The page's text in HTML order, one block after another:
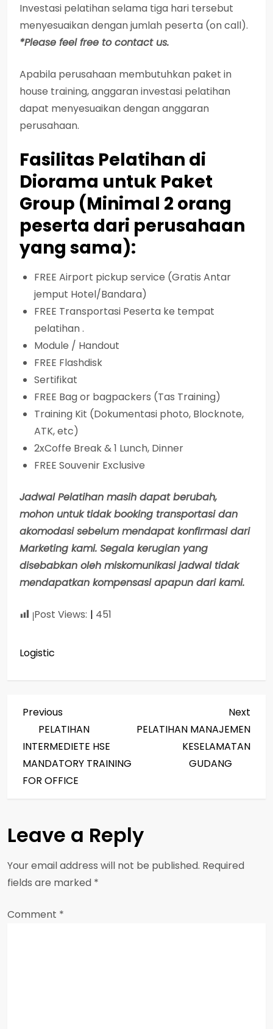
Investasi pelatihan selama tiga hari tersebut
menyesuaikan dengan jumlah peserta (on call).
*Please feel free to contact us.
Apabila perusahaan membutuhkan paket in
house training, anggaran investasi pelatihan
dapat menyesuaikan dengan anggaran
perusahaan.
Fasilitas Pelatihan di
Diorama untuk Paket
Group (Minimal 2 orang
peserta dari perusahaan
yang sama):
FREE Airport pickup service (Gratis Antar
jemput Hotel/Bandara)
FREE Transportasi Peserta ke tempat
pelatihan .
Module / Handout
FREE Flashdisk
Sertifikat
FREE Bag or bagpackers (Tas Training)
Training Kit (Dokumentasi photo, Blocknote,
ATK, etc)
2xCoffe Break & 1 Lunch, Dinner
FREE Souvenir Exclusive
Jadwal Pelatihan masih dapat berubah,
mohon untuk tidak booking transportasi dan
akomodasi sebelum mendapat konfirmasi dari
Marketing kami. Segala kerugian yang
disebabkan oleh miskomunikasi jadwal tidak
mendapatkan kompensasi apapun dari kami.
Post Views: 451
Logistic
P
o
s
n
a
v
i
Previous
Post
Previous
PELATIHAN
INTERMEDIETE HSE
MANDATORY TRAINING
FOR OFFICE
Post
Next
PELATIHAN MANAJEMEN
KESELAMATAN
GUDANG
Leave a Reply
Your email address will not be published. Required
fields are marked *
Comment *